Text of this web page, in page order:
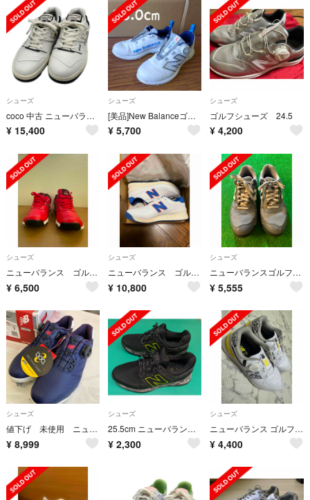
シューズ
coco 中古 ニューバランスゴルフ New Balance golf ゴルフシューズ 26cm ホワイト×ブラック 550 SL スパイクレス [MG550WK]
¥ 15,400
シューズ
[美品]New Balanceゴルフシューズ 25.0cm(メンズ/レディース)
¥ 5,700
シューズ
ゴルフシューズ 24.5
¥ 4,200
シューズ
ニューバランス ゴルフスパイクレスシューズ 28.0
¥ 6,500
シューズ
ニューバランス ゴルフシューズ28.5cm
¥ 10,800
シューズ
ニューバランスゴルフシューズ27.5
¥ 5,555
シューズ
値下げ 未使用 ニューバランス ゴルフシューズ 23㎝
¥ 8,999
シューズ
25.5cm ニューバランス ゴルフシューズ メンズ MG4100JB
¥ 2,300
シューズ
ニューバランス ゴルフ シューズ 23cm 美品
¥ 4,400